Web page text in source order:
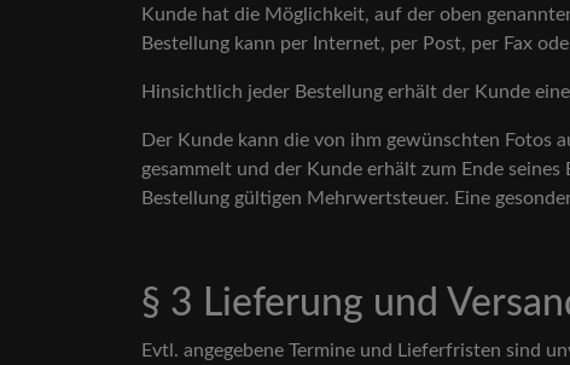
Kunde hat die Möglichkeit, auf der oben
Bestellung kann per Internet, per Post, per Fax
Hinsichtlich jeder Bestellung erhält der Kunde
Der Kunde kann die von ihm gewünschten Fotos
gesammelt und der Kunde erhält zum Ende
Bestellung gültigen Mehrwertsteuer. Eine
§ 3 Lieferung und
Evtl. angegebene Termine und Lieferfristen sind